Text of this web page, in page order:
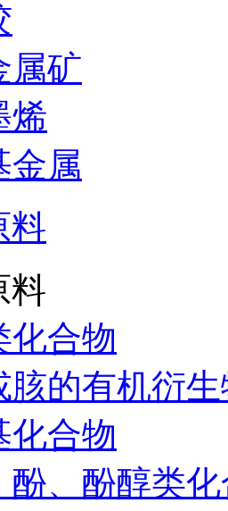
属矿
烯
金属
料
料
化合物
胲的有机衍
化合物
酚、酚醇类